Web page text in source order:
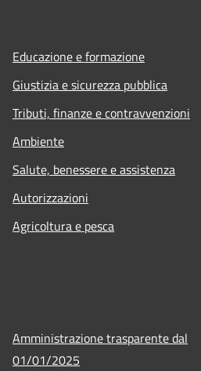
Educazione e formazione
Giustizia e sicurezza pubblica
Tributi, finanze e contravvenzioni
Ambiente
Salute, benessere e assistenza
Autorizzazioni
Agricoltura e pesca
Amministrazione trasparente dal
01/01/2025